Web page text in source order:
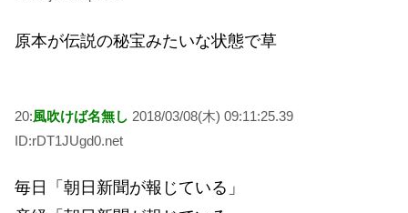
原本が伝説の秘宝みたいな状態で草
20:風吹けば名無し 2018/03/08(木) 09:11:25.39
ID:rDT1JUgd0.net
毎日「朝日新聞が報じている」